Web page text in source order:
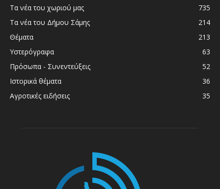
Τα νέα του χωριού μας
735
Τα νέα του Δήμου Σάμης
214
Θέματα
213
Υστερόγραφα
63
Πρόσωπα - Συνεντεύξεις
52
Ιστορικά θέματα
36
Αγροτικές ειδήσεις
35